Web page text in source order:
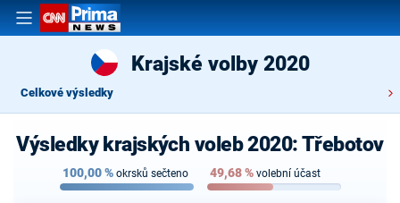
Krajské volby 2020
Celkové výsledky
Výsledky krajských voleb 2020: Třebotov
100,00% okrsků sečteno 49,68% volební účast